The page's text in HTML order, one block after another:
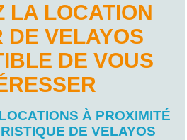
LA LOCATION
DE VELAYOS
DE VOUS
À PROXIMITÉ
DE VELAYOS